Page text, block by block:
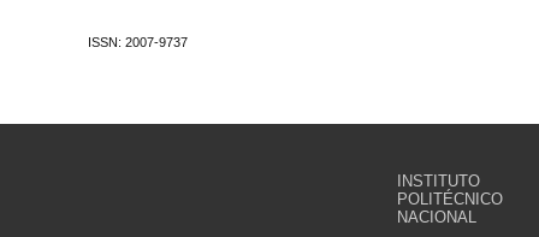
ISSN: 2007-9737
INSTITUTO
POLITÉCNICO
NACIONAL